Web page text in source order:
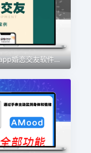
社交直播相亲app婚恋交友软件开发定制视频交友一对一语音聊天室